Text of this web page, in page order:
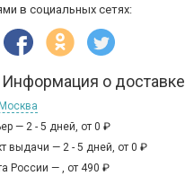
в социальных сетях:
Информация о доставке
— 2 - 5 дней, от 0 ₽
выдачи — 2 - 5 дней, от 0 ₽
России — , от 490 ₽